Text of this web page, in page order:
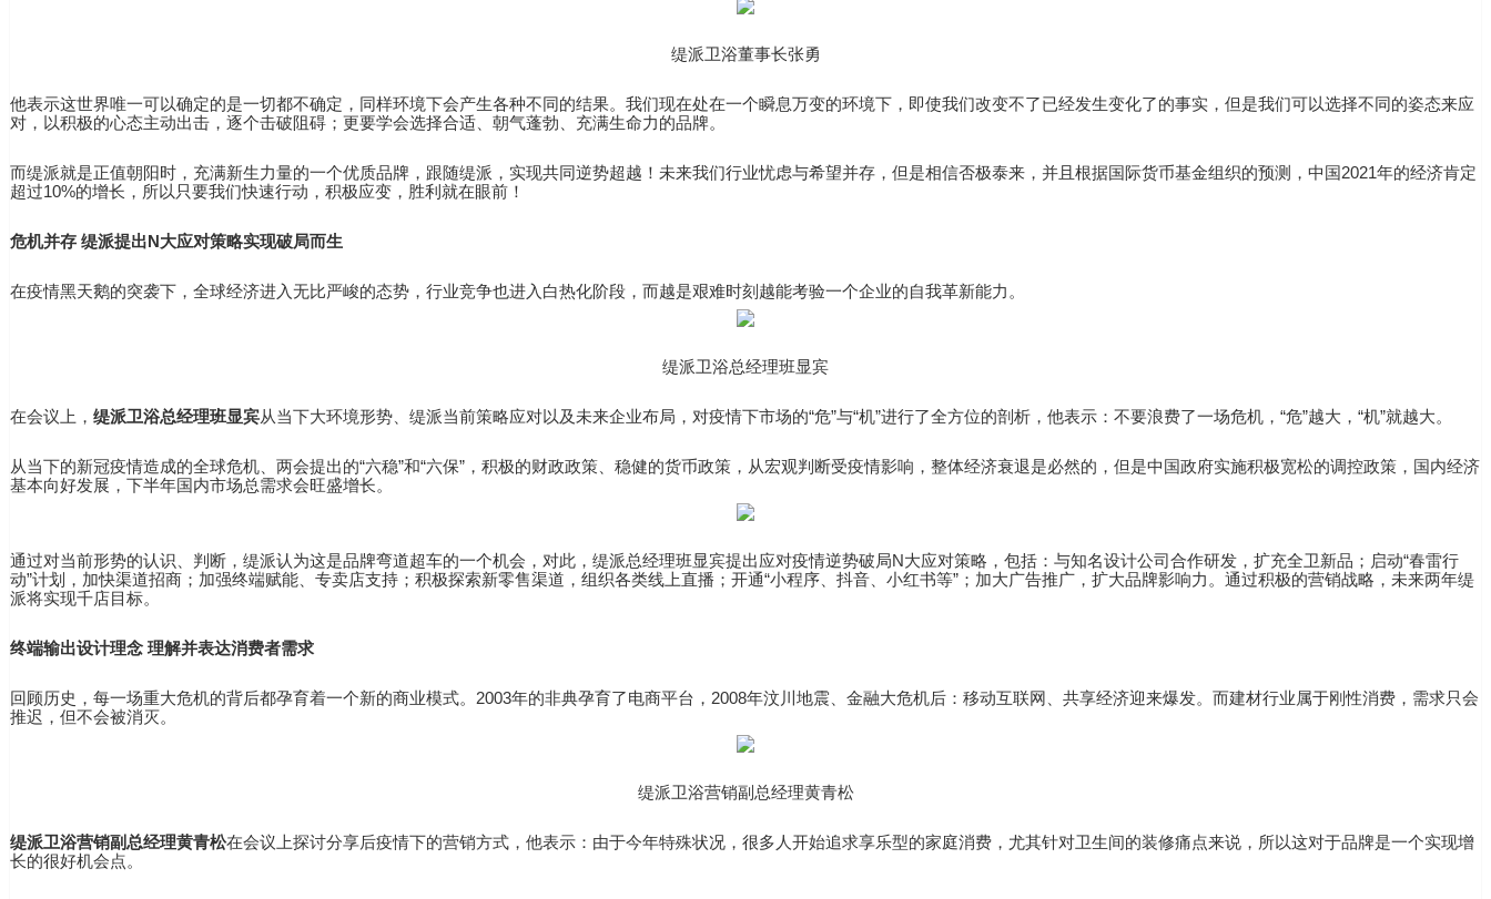
缇派卫浴董事长张勇
他表示这世界唯一可以确定的是一切都不确定，同样环境下会产生各种不同的结果。我们现在处在一个瞬息万变的环境下，即使我们改变不了已经发生变化了的事实，但是我们可以选择不同的姿态来应
对，以积极的心态主动出击，逐个击破阻碍；更要学会选择合适、朝气蓬勃、充满生命力的品牌。
而缇派就是正值朝阳时，充满新生力量的一个优质品牌，跟随缇派，实现共同逆势超越！未来我们行业忧虑与希望并存，但是相信否极泰来，并且根据国际货币基金组织的预测，中国2021年的经济肯定
超过10%的增长，所以只要我们快速行动，积极应变，胜利就在眼前！
危机并存 缇派提出N大应对策略实现破局而生
在疫情黑天鹅的突袭下，全球经济进入无比严峻的态势，行业竞争也进入白热化阶段，而越是艰难时刻越能考验一个企业的自我革新能力。
缇派卫浴总经理班显宾
在会议上， 缇派卫浴总经理班显宾从当下大环境形势、缇派当前策略应对以及未来企业布局，对疫情下市场的“危”与“机”进行了全方位的剖析，他表示：不要浪费了一场危机，“危”越大，“机”就越大。
从当下的新冠疫情造成的全球危机、两会提出的“六稳”和“六保”，积极的财政政策、稳健的货币政策，从宏观判断受疫情影响，整体经济衰退是必然的，但是中国政府实施积极宽松的调控政策，国内经济
基本向好发展，下半年国内市场总需求会旺盛增长。
通过对当前形势的认识、判断，缇派认为这是品牌弯道超车的一个机会，对此，缇派总经理班显宾提出应对疫情逆势破局N大应对策略，包括：与知名设计公司合作研发，扩充全卫新品；启动“春雷行
动”计划，加快渠道招商；加强终端赋能、专卖店支持；积极探索新零售渠道，组织各类线上直播；开通“小程序、抖音、小红书等”；加大广告推广，扩大品牌影响力。通过积极的营销战略，未来两年缇
派将实现千店目标。
终端输出设计理念 理解并表达消费者需求
回顾历史，每一场重大危机的背后都孕育着一个新的商业模式。2003年的非典孕育了电商平台，2008年汶川地震、金融大危机后：移动互联网、共享经济迎来爆发。而建材行业属于刚性消费，需求只会
推迟，但不会被消灭。
缇派卫浴营销副总经理黄青松
缇派卫浴营销副总经理黄青松在会议上探讨分享后疫情下的营销方式，他表示：由于今年特殊状况，很多人开始追求享乐型的家庭消费，尤其针对卫生间的装修痛点来说，所以这对于品牌是一个实现增
长的很好机会点。